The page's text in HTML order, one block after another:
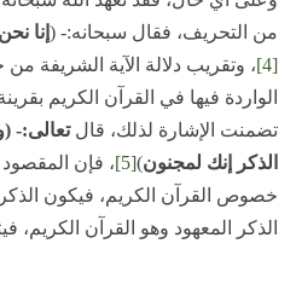
من التحريف، فقال سبحانه:- ( إنا
[4]
، وتقريب دلالة الآية الشريفة
الواردة فيها في القرآن الكريم
تضمنت الإشارة لذلك، قالتعالى:-
الذكر إنك لمجنون)
[5]
، فإن
خصوص القرآن الكريم، فيكون
الذكر المعهود وهو القرآن الكريم،